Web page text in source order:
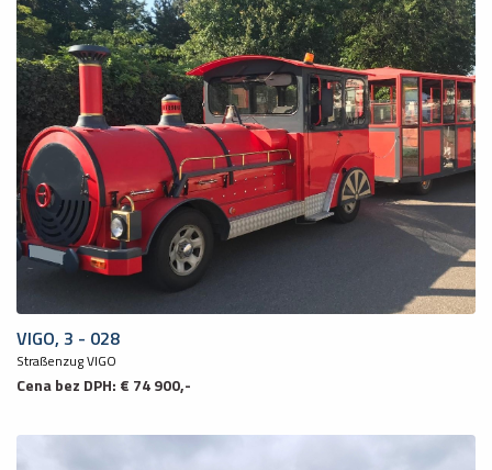
VIGO, 3 - 028
Straßenzug VIGO
Cena bez DPH: € 74 900,-